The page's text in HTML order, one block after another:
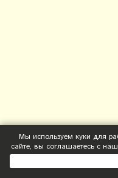
Мы используем куки для
сайте, вы соглашаетесь с